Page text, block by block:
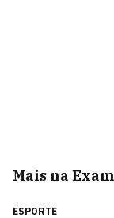
Mais na
ESPORTE